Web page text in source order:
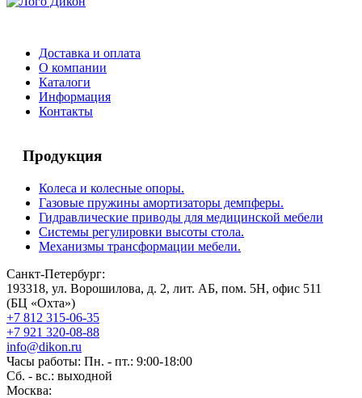
Доставка и оплата
О компании
Каталоги
Информация
Контакты
Продукция
Колеса и колесные опоры.
Газовые пружины амортизаторы демпферы.
Гидравлические приводы для медицинской мебели
Системы регулировки высоты стола.
Механизмы трансформации мебели.
Санкт-Петербург:
193318, ул. Ворошилова, д. 2, лит. АБ, пом. 5Н, офис 511
(БЦ «Охта»)
+7 812 315-06-35
+7 921 320-08-88
info@dikon.ru
Часы работы: Пн. - пт.: 9:00-18:00
Сб. - вс.: выходной
Москва: